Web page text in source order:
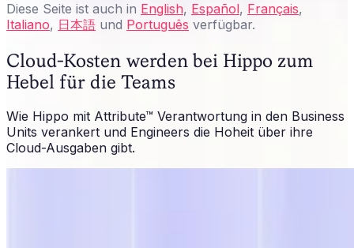
Diese Seite ist auch in English, Español, Français,
Italiano, 日本語 und Português verfügbar.
Cloud-Kosten werden bei Hippo zum
Hebel für die Teams
Wie Hippo mit Attribute™ Verantwortung in den Business
Units verankert und Engineers die Hoheit über ihre
Cloud-Ausgaben gibt.